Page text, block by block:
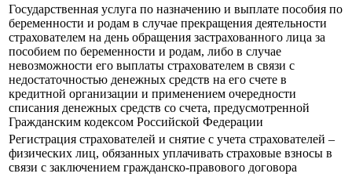
Государственная услуга по назначению и выплате пособия по
беременности и родам в случае прекращения деятельности
страхователем на день обращения застрахованного лица за
пособием по беременности и родам, либо в случае
невозможности его выплаты страхователем в связи с
недостаточностью денежных средств на его счете в
кредитной организации и применением очередности
списания денежных средств со счета, предусмотренной
Гражданским кодексом Российской Федерации
Регистрация страхователей и снятие с учета страхователей –
физических лиц, обязанных уплачивать страховые взносы в
связи с заключением гражданско-правового договора